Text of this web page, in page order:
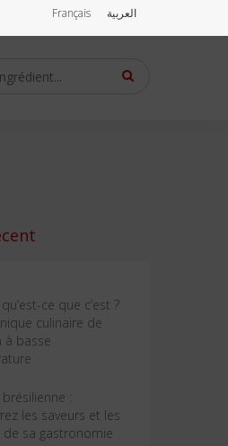
Français العربية
ce que c’est ?
culinaire de
à basse
brésilienne :
les saveurs et les
de sa gastronomie